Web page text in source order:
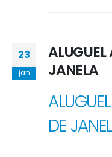
23
jan
JANELA
DE